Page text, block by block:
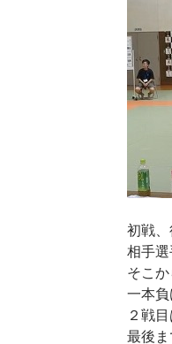
初戦
相手選
そこ
一本負
２戦
最後ま